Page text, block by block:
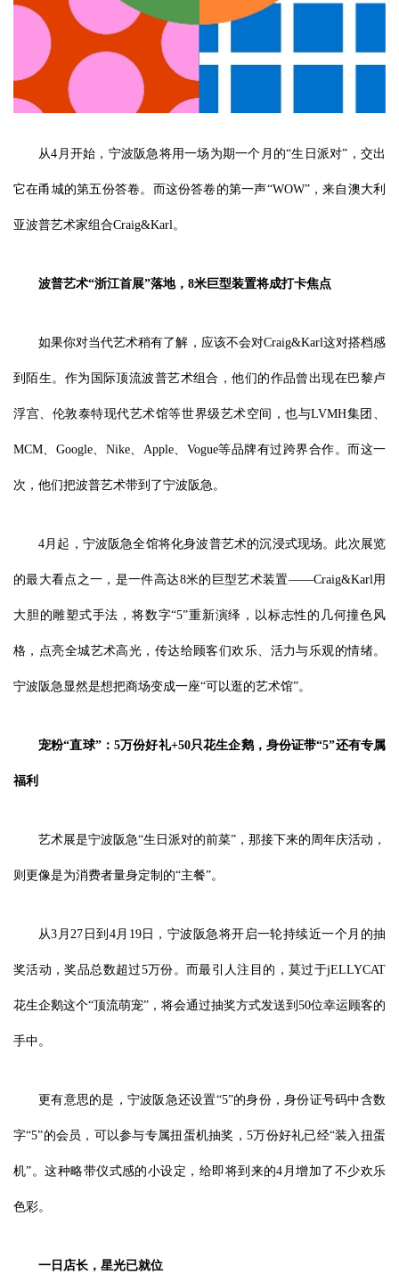
从4月开始，宁波阪急将用一场为期一个月的“生日派对”，交出
它在甬城的第五份答卷。而这份答卷的第一声“WOW”，来自澳大利
亚波普艺术家组合Craig&Karl。
波普艺术“浙江首展”落地，8米巨型装置将成打卡焦点
如果你对当代艺术稍有了解，应该不会对Craig&Karl这对搭档感
到陌生。作为国际顶流波普艺术组合，他们的作品曾出现在巴黎卢
浮宫、伦敦泰特现代艺术馆等世界级艺术空间，也与LVMH集团、
MCM、Google、Nike、Apple、Vogue等品牌有过跨界合作。而这一
次，他们把波普艺术带到了宁波阪急。
4月起，宁波阪急全馆将化身波普艺术的沉浸式现场。此次展览
的最大看点之一，是一件高达8米的巨型艺术装置——Craig&Karl用
大胆的雕塑式手法，将数字“5”重新演绎，以标志性的几何撞色风
格，点亮全城艺术高光，传达给顾客们欢乐、活力与乐观的情绪。
宁波阪急显然是想把商场变成一座“可以逛的艺术馆”。
宠粉“直球”：5万份好礼+50只花生企鹅，身份证带“5”还有专属
福利
艺术展是宁波阪急“生日派对的前菜”，那接下来的周年庆活动，
则更像是为消费者量身定制的“主餐”。
从3月27日到4月19日，宁波阪急将开启一轮持续近一个月的抽
奖活动，奖品总数超过5万份。而最引人注目的，莫过于jELLYCAT
花生企鹅这个“顶流萌宠”，将会通过抽奖方式发送到50位幸运顾客的
手中。
更有意思的是，宁波阪急还设置“5”的身份，身份证号码中含数
字“5”的会员，可以参与专属扭蛋机抽奖，5万份好礼已经“装入扭蛋
机”。这种略带仪式感的小设定，给即将到来的4月增加了不少欢乐
色彩。
一日店长 ， 星光已就位